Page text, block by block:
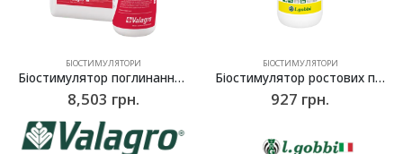
БІОСТИМУЛЯТОРИ
Біостимулятор ростових процесів ALGA Gobbi (Seaweed Mix), l.gobbi – 1л
927грн.
ДОБРИВА
Водоростевий біостимулятор-добриво ALGA Ca Cl (AlgiCAL), l.gobbi -1 л
696 грн.